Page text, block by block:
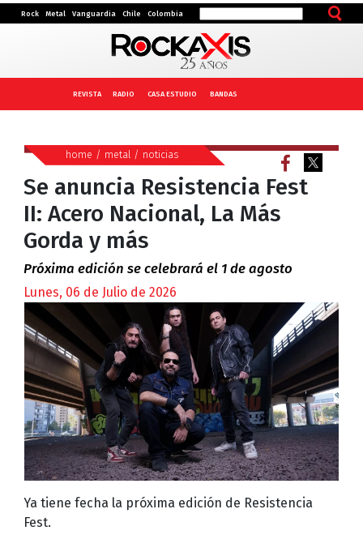
Rock Metal Vanguardia Chile Colombia
REVISTA RADIO CASA ESTUDIO BANDAS
home / metal/ noticias
Se anuncia Resistencia Fest
II: Acero Nacional, La Más
Gorda y más
Próxima edición se celebrará el 1 de agosto
Lunes, 06 de Julio de 2026
Ya tiene fecha la próxima edición de Resistencia
Fest.